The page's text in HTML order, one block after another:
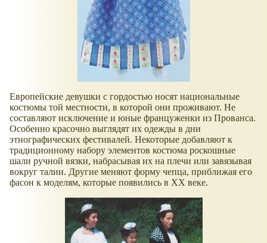
Европейские девушки с гордостью носят национальные
костюмы той местности, в которой они проживают. Не
составляют исключение и юные француженки из Прованса.
Особенно красочно выглядят их одежды в дни
этнографических фестивалей. Некоторые добавляют к
традиционному набору элементов костюма роскошные
шали ручной вязки, набрасывая их на плечи или завязывая
вокруг талии. Другие меняют форму чепца, приближая его
фасон к моделям, которые появились в XX веке.